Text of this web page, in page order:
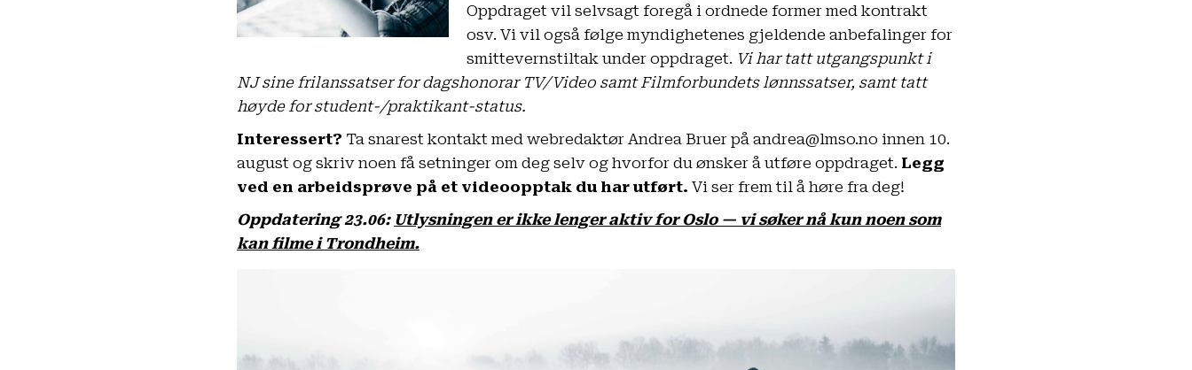
Oppdraget vil selvsagt foregå i ordnede former med kontrakt
osv. Vi vil også følge myndighetenes gjeldende anbefalinger for
smittevernstiltak under oppdraget. Vi har tatt utgangspunkt i
NJ sine frilanssatser for dagshonorar TV/Video samt Filmforbundets lønnssatser, samt tatt
høyde for student-/praktikant-status.
Interessert? Ta snarest kontakt med webredaktør Andrea Bruer på andrea@lmso.no innen 10.
august og skriv noen få setninger om deg selv og hvorfor du ønsker å utføre oppdraget. Legg
ved en arbeidsprøve på et videoopptak du har utført. Vi ser frem til å høre fra deg!
Oppdatering 23.06: Utlysningen er ikke lenger aktiv for Oslo — vi søker nå kun noen som
kan filme i Trondheim.